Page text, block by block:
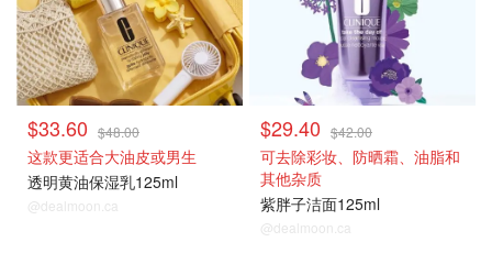
$33.60 $48.00
这款更适合大油皮或男生
透明黄油保湿乳125ml
@dealmoon.ca
$29.40 $42.00
可去除彩妆、防晒霜、油脂和
其他杂质
紫胖子洁面125ml
@dealmoon.ca